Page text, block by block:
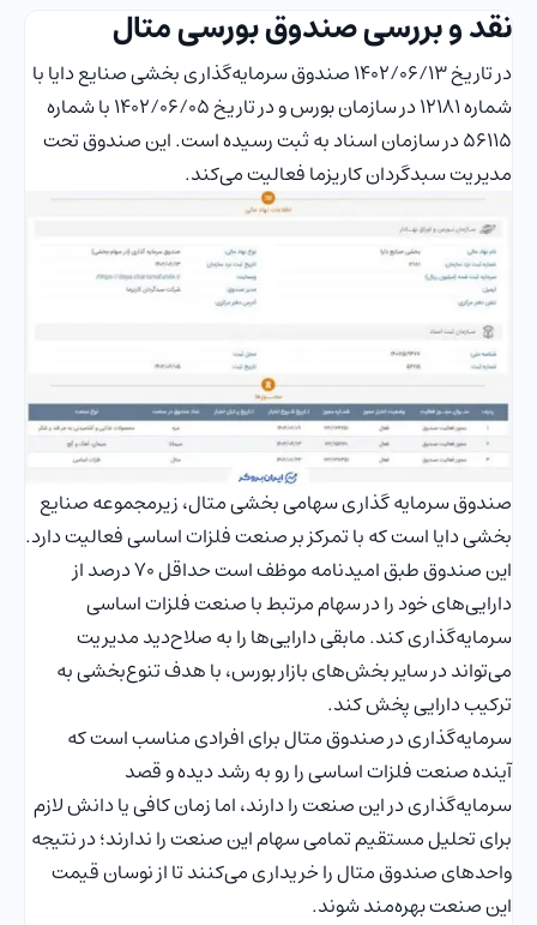
نقد و بررسی صندوق بورسی متال
در تاریخ 1402/06/13 صندوق سرمایه‌گذاری بخشی صنایع دایا با
شماره 12181 در سازمان بورس و در تاریخ 1402/06/05 با شماره
56115 در سازمان اسناد به ثبت رسیده است. این صندوق تحت
مدیریت سبدگردان کاریزما فعالیت می‌کند.
صندوق سرمایه گذاری سهامی بخشی متال، زیرمجموعه صنایع
بخشی دایا است که با تمرکز بر صنعت فلزات اساسی فعالیت دارد.
این صندوق طبق امیدنامه موظف است حداقل 70 درصد از
دارایی‌های خود را در سهام مرتبط با صنعت فلزات اساسی
سرمایه‌گذاری کند. مابقی دارایی‌ها را به صلاح‌دید مدیریت
می‌تواند در سایر بخش‌های بازار بورس، با هدف تنوع‌بخشی به
ترکیب دارایی پخش کند.
سرمایه‌گذاری در صندوق متال برای افرادی مناسب است که
آینده صنعت فلزات اساسی را رو به رشد دیده و قصد
سرمایه‌گذاری در این صنعت را دارند، اما زمان کافی یا دانش لازم
برای تحلیل مستقیم تمامی سهام این صنعت را ندارند؛ در نتیجه
واحدهای صندوق متال را خریداری می‌کنند تا از نوسان قیمت
این صنعت بهره‌مند شوند.